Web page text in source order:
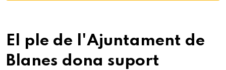
El ple de l'Ajuntament de
Blanes dona suport